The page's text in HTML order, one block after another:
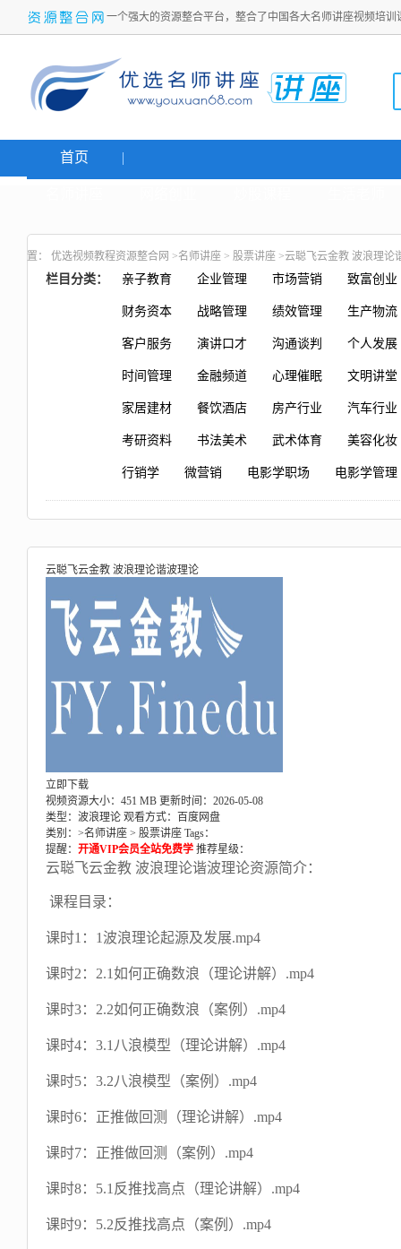
一个强大的资源整合平台，整合了中国各大名师讲座视频培
首页
置： 优选视频教程资源整合网 >名师讲座 > 股票讲座 >云聪飞云金教 波浪理论
栏目分类： 亲子教育 企业管理 市场营销 致富创业
财务资本 战略管理 绩效管理 生产物流
客户服务 演讲口才 沟通谈判 个人发展
时间管理 金融频道 心理催眠 文明讲堂
家居建材 餐饮酒店 房产行业 汽车行业
考研资料 书法美术 武术体育 美容化妆
行销学 微营销 电影学职场 电影学管理
云聪飞云金教 波浪理论谐波理论
立即下载
视频资源大小：451 MB 更新时间：2026-05-08
类型：波浪理论 观看方式：百度网盘
类别：>名师讲座 > 股票讲座 Tags：
提醒： 开通VIP会员全站免费学 推荐星级：
云聪飞云金教 波浪理论谐波理论资源简介：
课程目录：
课时1：1波浪理论起源及发展.mp4
课时2：2.1如何正确数浪（理论讲解）.mp4
课时3：2.2如何正确数浪（案例）.mp4
课时4：3.1八浪模型（理论讲解）.mp4
课时5：3.2八浪模型（案例）.mp4
课时6：正推做回测（理论讲解）.mp4
课时7：正推做回测（案例）.mp4
课时8：5.1反推找高点（理论讲解）.mp4
课时9：5.2反推找高点（案例）.mp4